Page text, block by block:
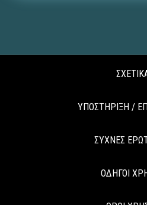
ΥΠΟΣΤΗΡΙΞΗ /
ΣΥΧΝΕΣ
ΟΔΗΓΟΙ